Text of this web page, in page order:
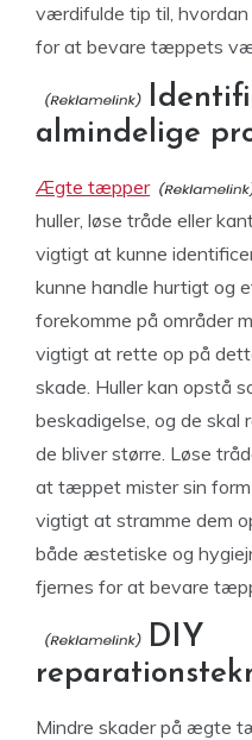
værdifulde tip til,
for at bevare tæppets
almindelige
Ægte tæpper
huller, løse tråde eller
vigtigt at kunne
kunne handle hurtigt og
forekomme på områder
vigtigt at rette op på
skade. Huller kan opstå
beskadigelse, og de skal
de bliver større. Løse
at tæppet mister sin
vigtigt at stramme dem
både æstetiske og
fjernes for at bevare
DIY
Mindre skader på ægte